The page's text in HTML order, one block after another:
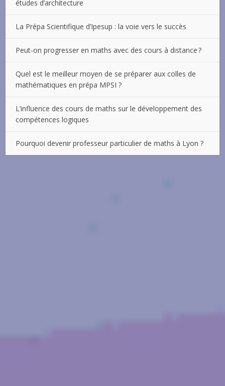
études d’architecture
La Prépa Scientifique d’Ipesup : la voie vers le succès
Peut-on progresser en maths avec des cours à distance ?
Quel est le meilleur moyen de se préparer aux colles de
mathématiques en prépa MPSI ?
L’influence des cours de maths sur le développement des
compétences logiques
Pourquoi devenir professeur particulier de maths à Lyon ?